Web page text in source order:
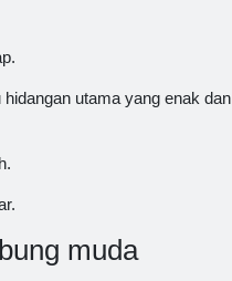
utama yang enak dan
muda